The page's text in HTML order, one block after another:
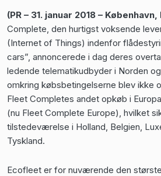
(PR – 31. januar 2018 –
Complete, den hurtigst voksende
(Internet of Things) indenfor
cars”, annoncerede i dag deres
ledende telematikudbyder i Norden
omkring købsbetingelserne blev ikke
Fleet Completes andet opkøb i
(nu Fleet Complete Europe), hvilket
tilstedeværelse i Holland, Belgien,
Tyskland.
Ecofleet er for nuværende den